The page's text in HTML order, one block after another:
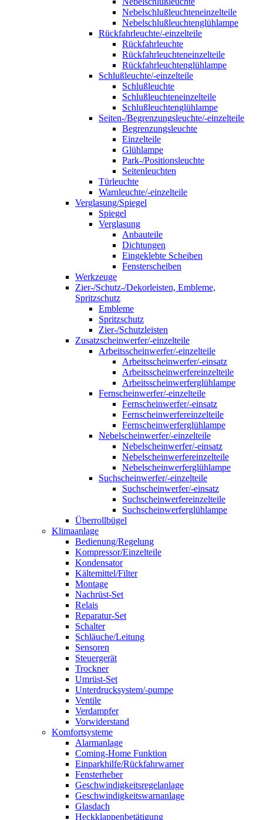
Nebelschlußleuchteneinzelteile
Nebelschlußleuchtenglühlampe
Rückfahrleuchte/-einzelteile
Rückfahrleuchte
Rückfahrleuchteneinzelteile
Rückfahrleuchtenglühlampe
Schlußleuchte/-einzelteile
Schlußleuchte
Schlußleuchteneinzelteile
Schlußleuchtenglühlampe
Seiten-/Begrenzungsleuchte/-einzelteile
Begrenzungsleuchte
Einzelteile
Glühlampe
Park-/Positionsleuchte
Seitenleuchten
Türleuchte
Warnleuchte/-einzelteile
Verglasung/Spiegel
Spiegel
Verglasung
Anbauteile
Dichtungen
Eingeklebte Scheiben
Fensterscheiben
Werkzeuge
Zier-/Schutz-/Dekorleisten, Embleme,
Spritzschutz
Embleme
Spritzschutz
Zier-/Schutzleisten
Zusatzscheinwerfer/-einzelteile
Arbeitsscheinwerfer/-einzelteile
Arbeitsscheinwerfer/-einsatz
Arbeitsscheinwerfereinzelteile
Arbeitsscheinwerferglühlampe
Fernscheinwerfer/-einzelteile
Fernscheinwerfer/-einsatz
Fernscheinwerfereinzelteile
Fernscheinwerferglühlampe
Nebelscheinwerfer/-einzelteile
Nebelscheinwerfer/-einsatz
Nebelscheinwerfereinzelteile
Nebelscheinwerferglühlampe
Suchscheinwerfer/-einzelteile
Suchscheinwerfer/-einsatz
Suchscheinwerfereinzelteile
Suchscheinwerferglühlampe
Überrollbügel
Klimaanlage
Bedienung/Regelung
Kompressor/Einzelteile
Kondensator
Kältemittel/Filter
Montage
Nachrüst-Set
Relais
Reparatur-Set
Schalter
Schläuche/Leitung
Sensoren
Steuergerät
Trockner
Umrüst-Set
Unterdrucksystem/-pumpe
Ventile
Verdampfer
Vorwiderstand
Komfortsysteme
Alarmanlage
Coming-Home Funktion
Einparkhilfe/Rückfahrwarner
Fensterheber
Geschwindigkeitsregelanlage
Geschwindigkeitswarnanlage
Glasdach
Heckklappenbetätigung